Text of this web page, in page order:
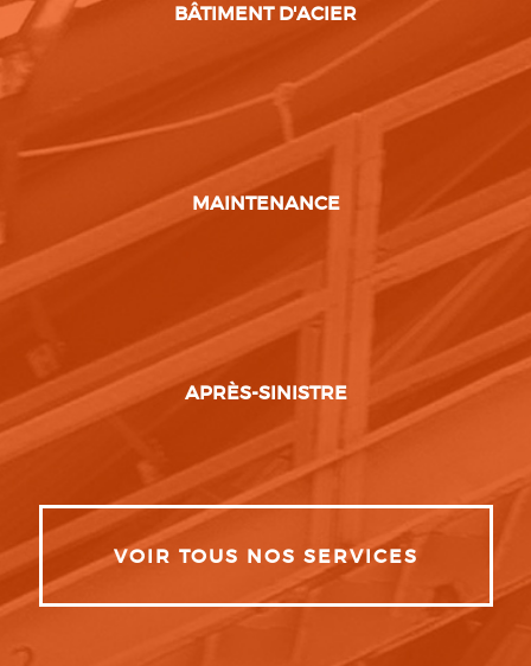
BÂTIMENT D'ACIER
MAINTENANCE
APRÈS-SINISTRE
VOIR TOUS NOS SERVICES